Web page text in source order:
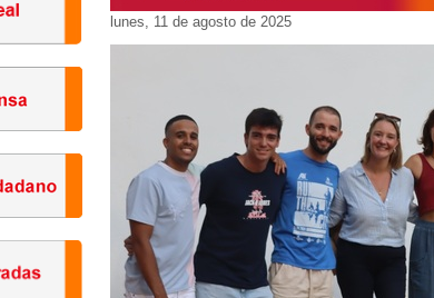
lunes, 11 de agosto de 2025